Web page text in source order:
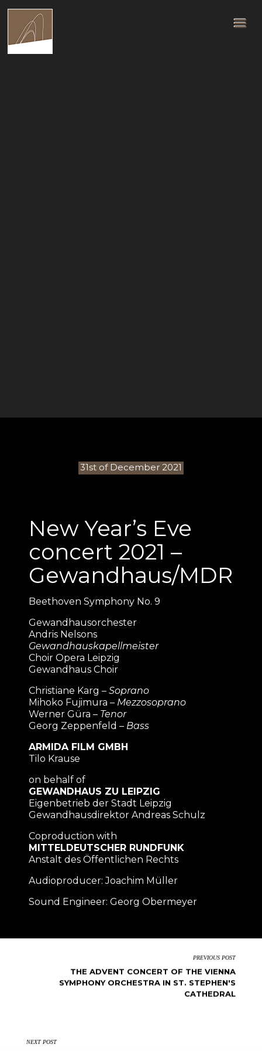
31st of December 2021
New Year’s Eve
concert 2021 –
Gewandhaus/MDR
Beethoven Symphony No. 9
Gewandhausorchester
Andris Nelsons
Gewandhauskapellmeister
Choir Opera Leipzig
Gewandhaus Choir
Christiane Karg –Soprano
Mihoko Fujimura – Mezzosoprano
Werner Güra – Tenor
Georg Zeppenfeld – Bass
ARMIDA FILM GMBH
Tilo Krause
on behalf of
GEWANDHAUS ZU LEIPZIG
Eigenbetrieb der Stadt Leipzig
Gewandhausdirektor Andreas Schulz
Coproduction with
MITTELDEUTSCHER RUNDFUNK
Anstalt des Öffentlichen Rechts
Audioproducer: Joachim Müller
Sound Engineer: Georg Obermeyer
PREVIOUS POST
THE ADVENT CONCERT OF THE VIENNA
SYMPHONY ORCHESTRA IN ST. STEPHEN'S
CATHEDRAL
NEXT POST